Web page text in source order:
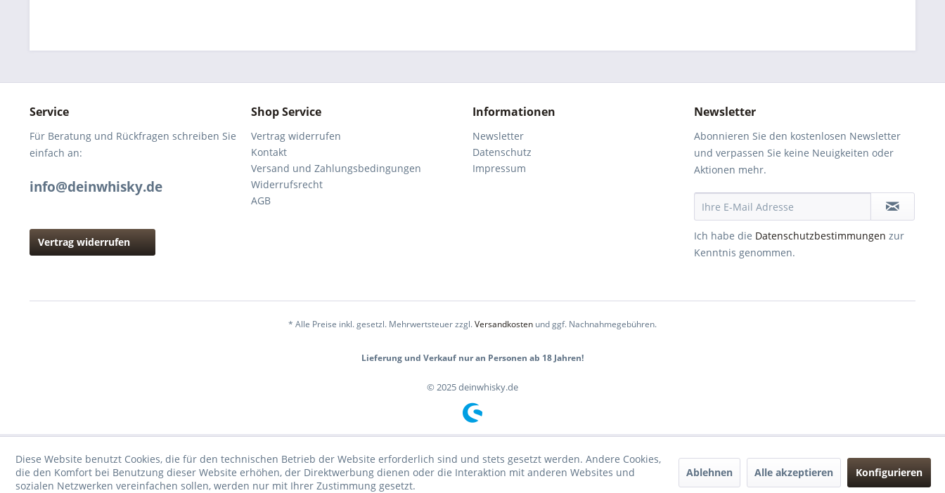
Service
Für Beratung und Rückfragen schreiben Sie
einfach an:
info@deinwhisky.de
Vertrag widerrufen
Shop Service
Vertrag widerrufen
Kontakt
Versand und Zahlungsbedingungen
Widerrufsrecht
AGB
Informationen
Newsletter
Datenschutz
Impressum
Newsletter
Abonnieren Sie den kostenlosen Newsletter
und verpassen Sie keine Neuigkeiten oder
Aktionen mehr.
Ich habe die Datenschutzbestimmungen zur
Kenntnis genommen.
* Alle Preise inkl. gesetzl. Mehrwertsteuer zzgl.Versandkosten und ggf. Nachnahmegebühren.
Lieferung und Verkauf nur an Personen ab 18 Jahren!
© 2025 deinwhisky.de
Diese Website benutzt Cookies, die für den technischen Betrieb der Website erforderlich sind und stets gesetzt werden. Andere Cookies,
die den Komfort bei Benutzung dieser Website erhöhen, der Direktwerbung dienen oder die Interaktion mit anderen Websites und
sozialen Netzwerken vereinfachen sollen, werden nur mit Ihrer Zustimmung gesetzt.
Ablehnen Alle akzeptieren Konfigurieren